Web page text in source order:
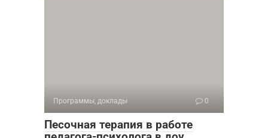
Программы, доклады 0
Песочная терапия в работе